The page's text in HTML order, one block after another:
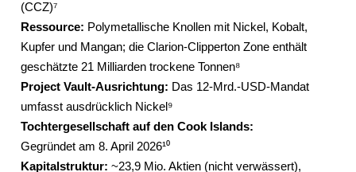
(CCZ)⁷
Ressource: Polymetallische Knollen mit Nickel, Kobalt,
Kupfer und Mangan; die Clarion-Clipperton Zone enthält
geschätzte 21 Milliarden trockene Tonnen⁸
Project Vault-Ausrichtung: Das 12-Mrd.-USD-Mandat
umfasst ausdrücklich Nickel⁹
Tochtergesellschaft auf den Cook Islands:
Gegründet am 8. April 2026¹⁰
Kapitalstruktur: ~23,9 Mio. Aktien (nicht verwässert),